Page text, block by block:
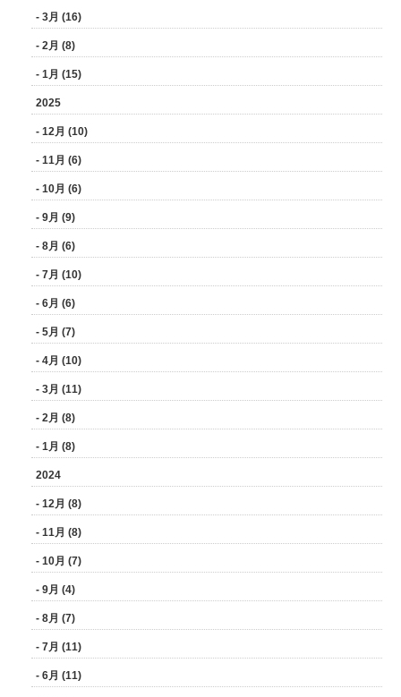
- 3月 (16)
- 2月 (8)
- 1月 (15)
2025
- 12月 (10)
- 11月 (6)
- 10月 (6)
- 9月 (9)
- 8月 (6)
- 7月 (10)
- 6月 (6)
- 5月 (7)
- 4月 (10)
- 3月 (11)
- 2月 (8)
- 1月 (8)
2024
- 12月 (8)
- 11月 (8)
- 10月 (7)
- 9月 (4)
- 8月 (7)
- 7月 (11)
- 6月 (11)